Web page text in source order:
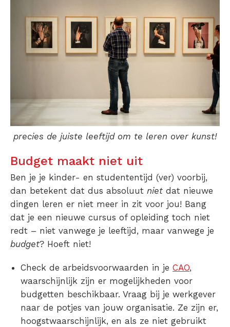
precies de juiste leeftijd om te leren over kunst!
Budget maakt niet uit
Ben je je kinder- en studententijd (ver) voorbij,
dan betekent dat dus absoluut niet dat nieuwe
dingen leren er niet meer in zit voor jou! Bang
dat je een nieuwe cursus of opleiding toch niet
redt – niet vanwege je leeftijd, maar vanwege je
budget? Hoeft niet!
Check de arbeidsvoorwaarden in je CAO,
waarschijnlijk zijn er mogelijkheden voor
budgetten beschikbaar. Vraag bij je werkgever
naar de potjes van jouw organisatie. Ze zijn er,
hoogstwaarschijnlijk, en als ze niet gebruikt